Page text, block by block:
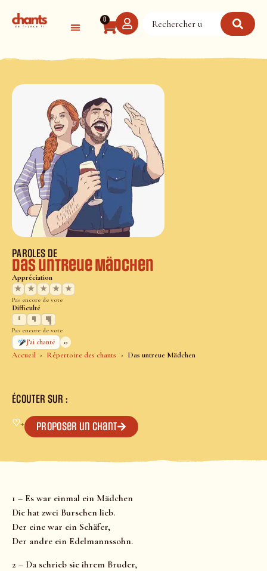
0
Accueil Répertoire des chants Das untreue Mädchen
PAROLES DE
Das untreue Mädchen
Appréciation
★
★ ★ ★ ★
Pas encore de vote
Difficulté
Pas encore de vote
J’ai chanté
0
ÉCOUTER SUR :
♡+ Proposer un chant
1 – Es war einmal ein Mädchen
Die hat zwei Burschen lieb.
Der eine war ein Schäfer,
Der andre ein Edelmannssohn.
2 – Da schrieb sie ihrem Bruder,